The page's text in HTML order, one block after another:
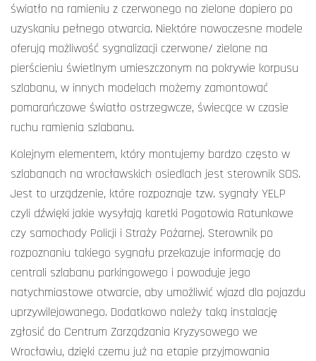
światło na ramieniu z czerwonego na zielone dopiero po
uzyskaniu pełnego otwarcia. Niektóre nowoczesne modele
oferują możliwość sygnalizacji czerwone/ zielone na
pierścieniu świetlnym umieszczonym na pokrywie korpusu
szlabanu, w innych modelach możemy zamontować
pomarańczowe światło ostrzegwcze, świecące w czasie
ruchu ramienia szlabanu.
Kolejnym elementem, który montujemy bardzo często w
szlabanach na wrocławskich osiedlach jest sterownik SOS.
Jest to urządzenie, które rozpoznaje tzw. sygnały YELP
czyli dźwięki jakie wysyłają karetki Pogotowia Ratunkowe
czy samochody Policji i Straży Pożarnej. Sterownik po
rozpoznaniu takiego sygnału przekazuje informację do
centrali szlabanu parkingowego i powoduje jego
natychmiastowe otwarcie, aby umożliwić wjazd dla pojazdu
uprzywilejowanego. Dodatkowo należy taką instalację
zgłosić do Centrum Zarządzania Kryzysowego we
Wrocławiu, dzięki czemu już na etapie przyjmowania